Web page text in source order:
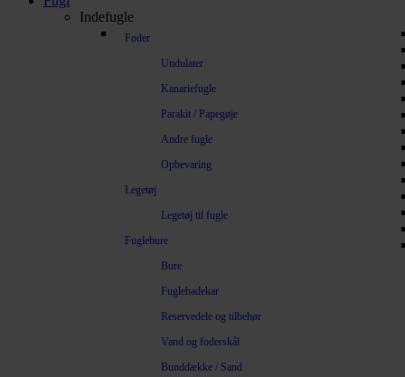
Indefugle
Foder
Undulater
Kanariefugle
Parakit / Papegøje
Andre fugle
Opbevaring
Legetøj
Legetøj til fugle
Fuglebure
Bure
Fuglebadekar
Reservedele og tilbehør
Vand og foderskål
Bunddække / Sand